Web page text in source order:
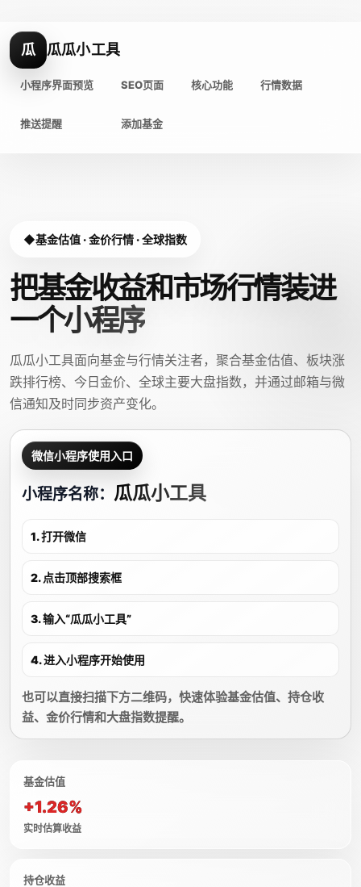
瓜 瓜瓜小工具
小程序界面预览 SEO页面 核心功能 行情数据
推送提醒 添加基金
基金估值 · 金价行情 · 全球指数
把基金收益和市场行情装进
一个小程序
瓜瓜小工具面向基金与行情关注者，聚合基金估值、板块涨
跌排行榜、今日金价、全球主要大盘指数，并通过邮箱与微
信通知及时同步资产变化。
微信小程序使用入口
小程序名称： 瓜瓜小工具
1. 打开微信
2. 点击顶部搜索框
3. 输入“瓜瓜小工具”
4. 进入小程序开始使用
也可以直接扫描下方二维码，快速体验基金估值、持仓收
益、金价行情和大盘指数提醒。
基金估值
+1.26%
实时估算收益
持仓收益